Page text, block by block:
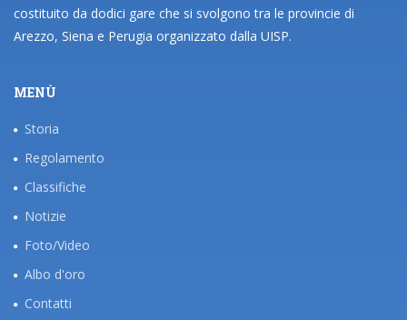
costituito da dodici gare che si svolgono tra le provincie di
Arezzo, Siena e Perugia organizzato dalla UISP.
MENÙ
Storia
Regolamento
Classifiche
Notizie
Foto/Video
Albo d'oro
Contatti